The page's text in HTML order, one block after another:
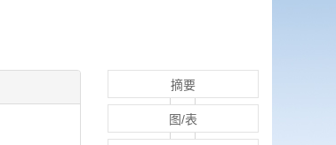
摘要
图/表